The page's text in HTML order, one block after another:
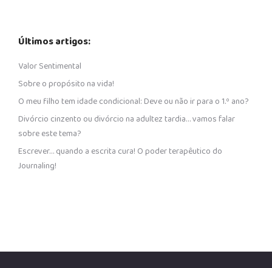
Últimos artigos:
Valor Sentimental
Sobre o propósito na vida!
O meu filho tem idade condicional: Deve ou não ir para o 1.º ano?
Divórcio cinzento ou divórcio na adultez tardia… vamos falar
sobre este tema?
Escrever… quando a escrita cura! O poder terapêutico do
Journaling!